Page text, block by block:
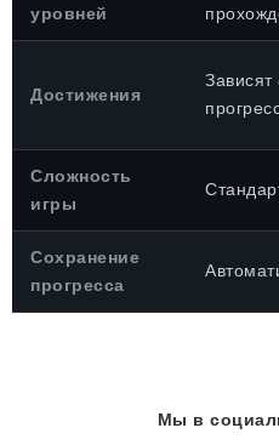
уровней
Достижения
Зависят
Сложность
игры
Сохранение
прогресса
Мы в